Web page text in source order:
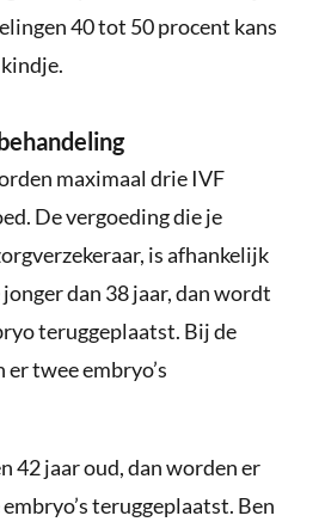
40 tot 50 procent kans
maximaal drie IVF
De vergoeding die je
is afhankelijk
dan 38 jaar, dan wordt
teruggeplaatst. Bij de
twee embryo’s
42 jaar oud, dan worden er
teruggeplaatst. Ben